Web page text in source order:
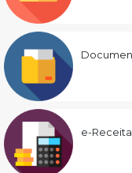
e-Receita